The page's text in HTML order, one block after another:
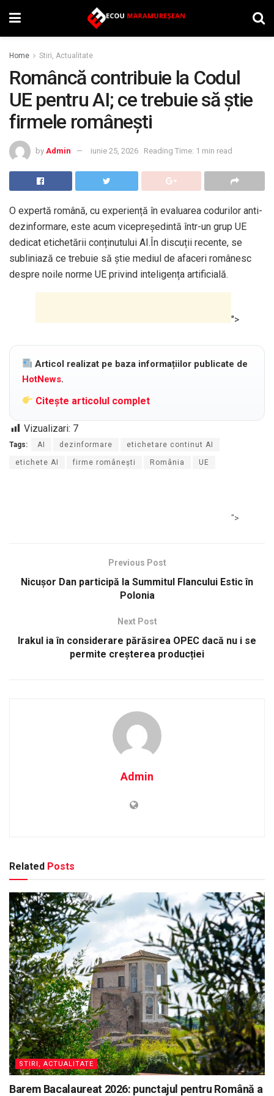
Home Stiri, Actualitate
Româncă contribuie la Codul
UE pentru AI; ce trebuie să știe
firmele românești
by Admin iunie 25, 2026 Reading Time: 1 min read
O expertă română, cu experiență în evaluarea codurilor anti-
dezinformare, este acum vicepreședintă într-un grup UE
dedicat etichetării conținutului AI.În discuții recente, se
subliniază ce trebuie să știe mediul de afaceri românesc
despre noile norme UE privind inteligența artificială.
">
Articol realizat pe baza informațiilor publicate de
HotNews.
Citește articolul complet
Vizualizari: 7
Tags: AI dezinformare etichetare continut AI
etichete AI firme românești România UE
">
Previous Post
Nicușor Dan participă la Summitul Flancului Estic în
Polonia
Next Post
Irakul ia în considerare părăsirea OPEC dacă nu i se
permite creșterea producției
Admin
Related Posts
STIRI, ACTUALITATE
Barem Bacalaureat 2026: punctajul pentru Română a